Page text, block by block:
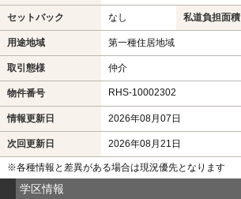
セットバック なし 私道負担面積
用途地域 第一種住居地域
取引態様 仲介
物件番号 RHS-10002302
情報更新日 2026年08月07日
次回更新日 2026年08月21日
※各種情報と差異がある場合は現況優先となります
学区情報